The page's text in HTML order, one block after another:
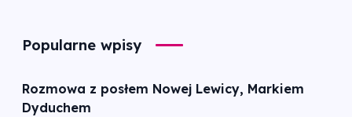
Popularne wpisy
Rozmowa z posłem Nowej Lewicy, Markiem
Dyduchem